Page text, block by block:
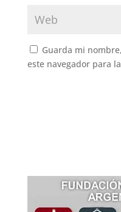
Guarda mi
este navegador para